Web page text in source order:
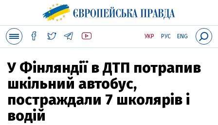
УКР РУС ENG
У Фінляндії в ДТП потрапив
шкільний автобус,
постраждали 7 школярів і
водій